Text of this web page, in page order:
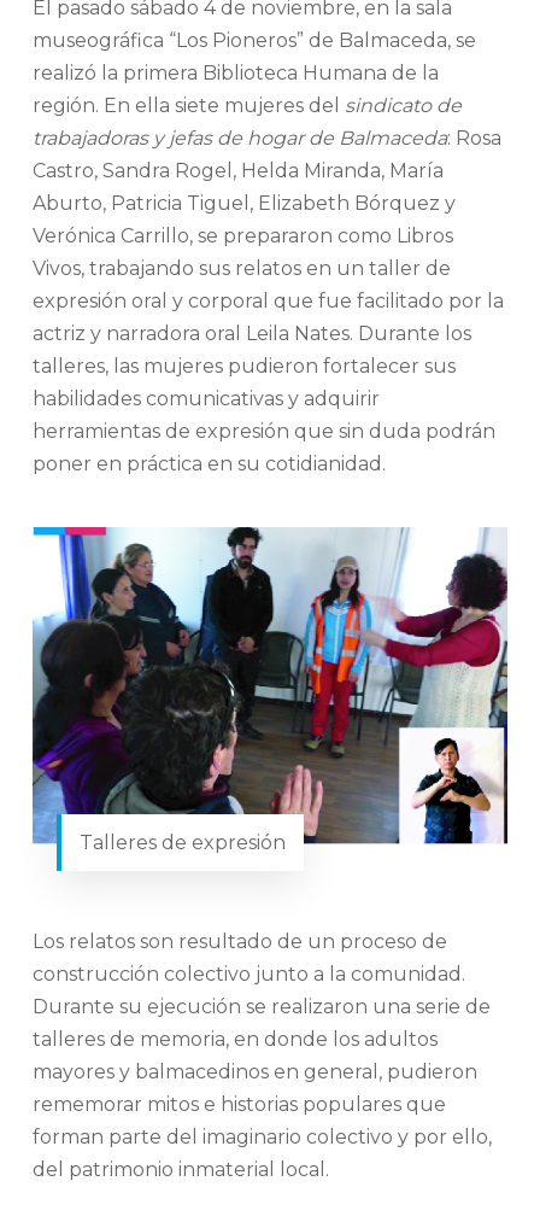
El pasado sábado 4 de noviembre, en la sala
museográfica “Los Pioneros” de Balmaceda, se
realizó la primera Biblioteca Humana de la
región. En ella siete mujeres del sindicato de
trabajadoras y jefas de hogar de Balmaceda: Rosa
Castro, Sandra Rogel, Helda Miranda, María
Aburto, Patricia Tiguel, Elizabeth Bórquez y
Verónica Carrillo, se prepararon como Libros
Vivos, trabajando sus relatos en un taller de
expresión oral y corporal que fue facilitado por la
actriz y narradora oral Leila Nates. Durante los
talleres, las mujeres pudieron fortalecer sus
habilidades comunicativas y adquirir
herramientas de expresión que sin duda podrán
poner en práctica en su cotidianidad.
Talleres de expresión
Los relatos son resultado de un proceso de
construcción colectivo junto a la comunidad.
Durante su ejecución se realizaron una serie de
talleres de memoria, en donde los adultos
mayores y balmacedinos en general, pudieron
rememorar mitos e historias populares que
forman parte del imaginario colectivo y por ello,
del patrimonio inmaterial local.